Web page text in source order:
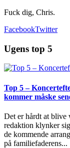
Fuck dig, Chris.
FacebookTwitter
Ugens top 5
Top 5 –
kommer måske
Det er hårdt at blive
redaktion klynker
de kommende
på familiefaderens...